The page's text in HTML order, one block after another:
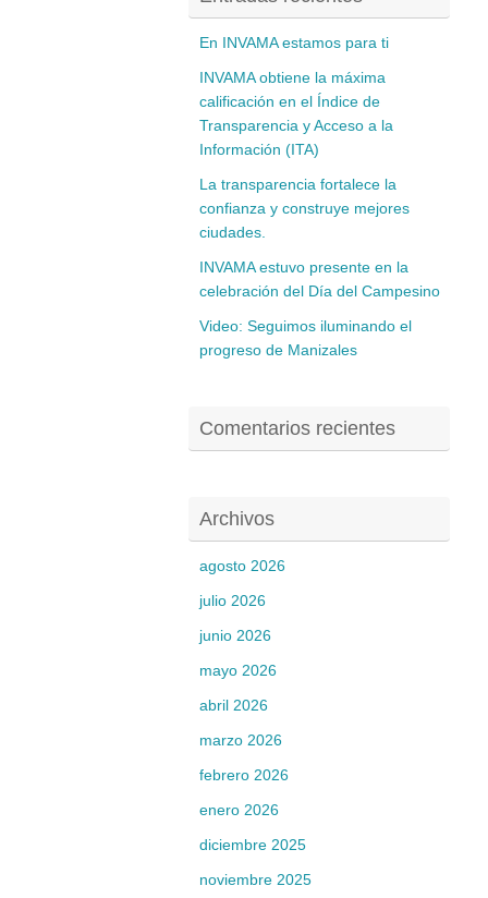
En INVAMA estamos para ti
INVAMA obtiene la máxima
calificación en el Índice de
Transparencia y Acceso a la
Información (ITA)
La transparencia fortalece la
confianza y construye mejores
ciudades.
INVAMA estuvo presente en la
celebración del Día del Campesino
Video: Seguimos iluminando el
progreso de Manizales
Comentarios recientes
Archivos
agosto 2026
julio 2026
junio 2026
mayo 2026
abril 2026
marzo 2026
febrero 2026
enero 2026
diciembre 2025
noviembre 2025